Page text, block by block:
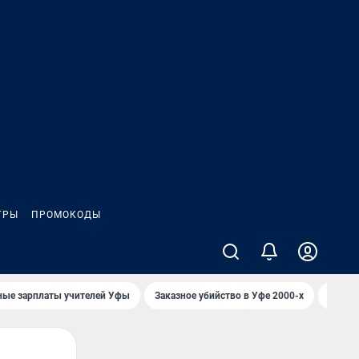
ПРОМОКОДЫ
зарплаты учителей Уфы Заказное убийство в Уфе 2000-х